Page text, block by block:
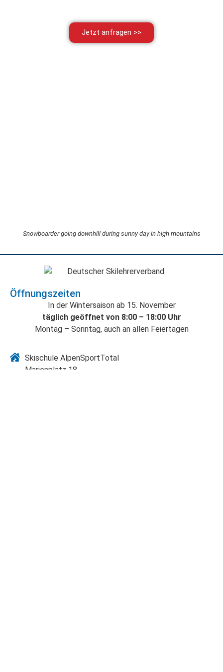
Jetzt anfragen >>
Snowboarder going downhill during sunny day in high mountains
Öffnungszeiten
In der Wintersaison ab 15. November
täglich geöffnet von 8:00 – 18:00 Uhr
Montag – Sonntag, auch an allen Feiertagen
Skischule AlpenSportTotal
Marienplatz 18